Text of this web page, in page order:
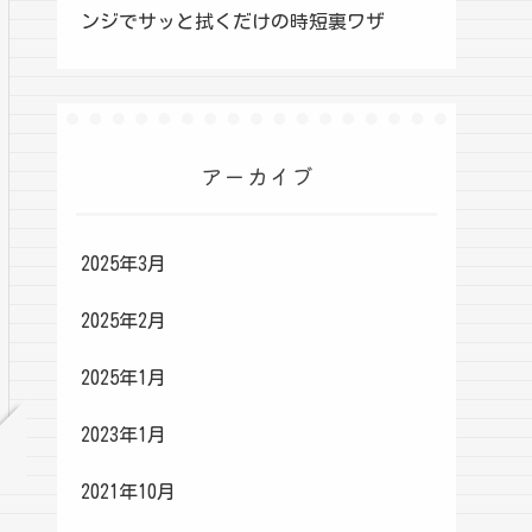
ンジでサッと拭くだけの時短裏ワザ
アーカイブ
2025年3月
2025年2月
2025年1月
2023年1月
2021年10月